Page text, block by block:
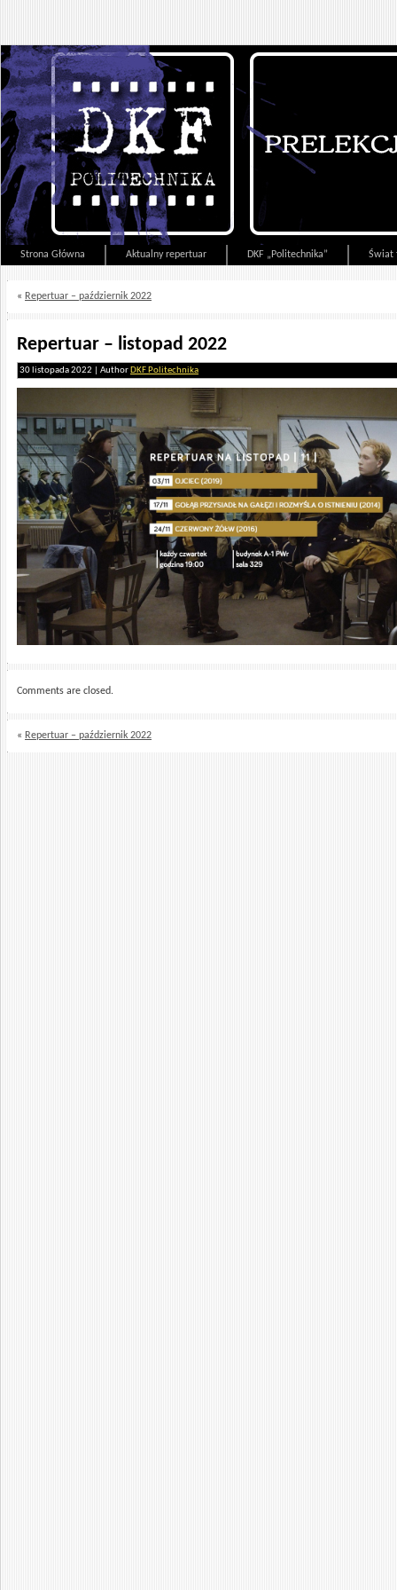
Strona Główna Aktualny repertuar DKF „Politechnika” Świat
« Repertuar – październik 2022
Repertuar – listopad 2022
30 listopada 2022 | Author DKF Politechnika
Comments are closed.
« Repertuar – październik 2022